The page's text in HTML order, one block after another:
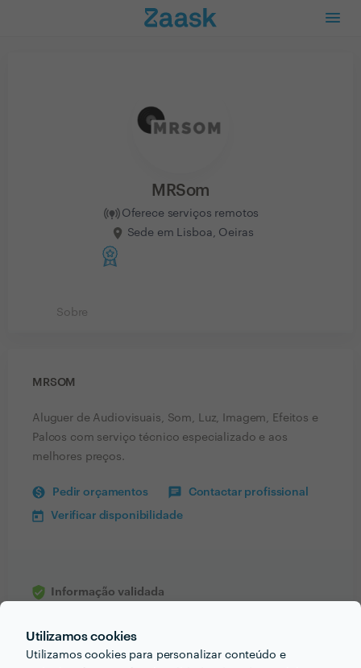
Utilizamos cookies
Utilizamos cookies para personalizar conteúdo e
MRSom
Oferece serviços remotos
Sede em Lisboa, Oeiras
Sobre
MRSOM
Aluguer de Audiovisuais, Som, Luz, Imagem, Efeitos e
Palcos com serviço técnico especializado e aos
melhores preços.
Pedir orçamentos Contactar profissional
Verificar disponibilidade
Informação validada
email
phone_iphone Telefone